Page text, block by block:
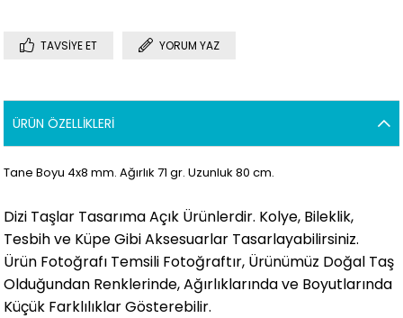
TAVSIYE ET YORUM YAZ
ÜRÜN ÖZELLIKLERI
Tane Boyu 4x8 mm. Ağırlık 71 gr. Uzunluk 80 cm.
Dizi Taşlar Tasarıma Açık Ürünlerdir. Kolye, Bileklik,
Tesbih ve Küpe Gibi Aksesuarlar Tasarlayabilirsiniz.
Ürün Fotoğrafı Temsili Fotoğraftır, Ürünümüz Doğal Taş
Olduğundan Renklerinde, Ağırlıklarında ve Boyutlarında
Küçük Farklılıklar Gösterebilir.